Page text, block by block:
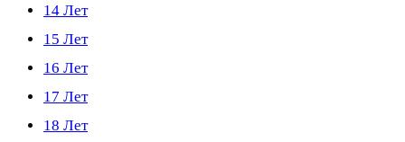
14 Лет
15 Лет
16 Лет
17 Лет
18 Лет